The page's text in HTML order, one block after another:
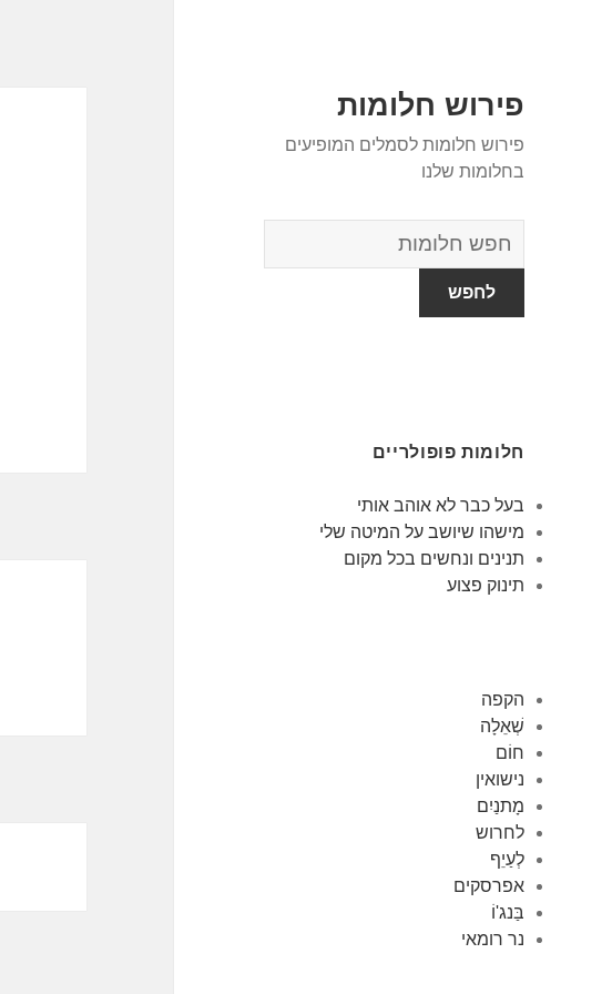
פירוש חלומות
פירוש חלומות לסמלים המופיעים
בחלומות שלנו
מילון
החלומות
חלומות פופולריים
בעל כבר לא אוהב אותי
מישהו שיושב על המיטה שלי
תנינים ונחשים בכל מקום
תינוק פצוע
הקפה
שְׁאֵלָה
חוֹם
נישואין
מָתנַיִם
לחרוש
לְעַיֵף
אפרסקים
בַּנג'וֹ
נר רומאי